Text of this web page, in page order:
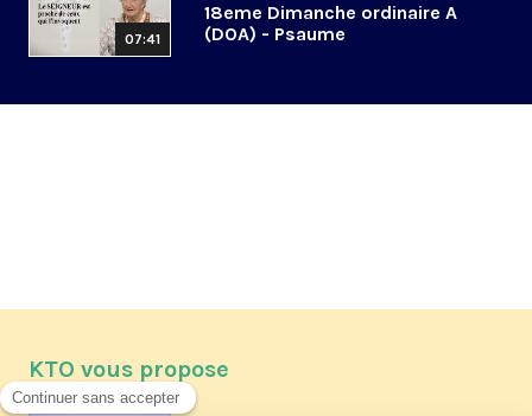
07:41
18eme Dimanche ordinaire A
(DOA) - Psaume
KTO vous propose